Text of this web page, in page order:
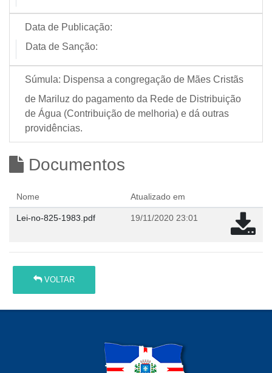
Data de Publicação:
Data de Sanção:
Súmula: Dispensa a congregação de Mães Cristãs
de Mariluz do pagamento da Rede de Distribuição
de Água (Contribuição de melhoria) e dá outras
providências.
Documentos
Nome Atualizado em
Lei-no-825-1983.pdf 19/11/2020 23:01
VOLTAR